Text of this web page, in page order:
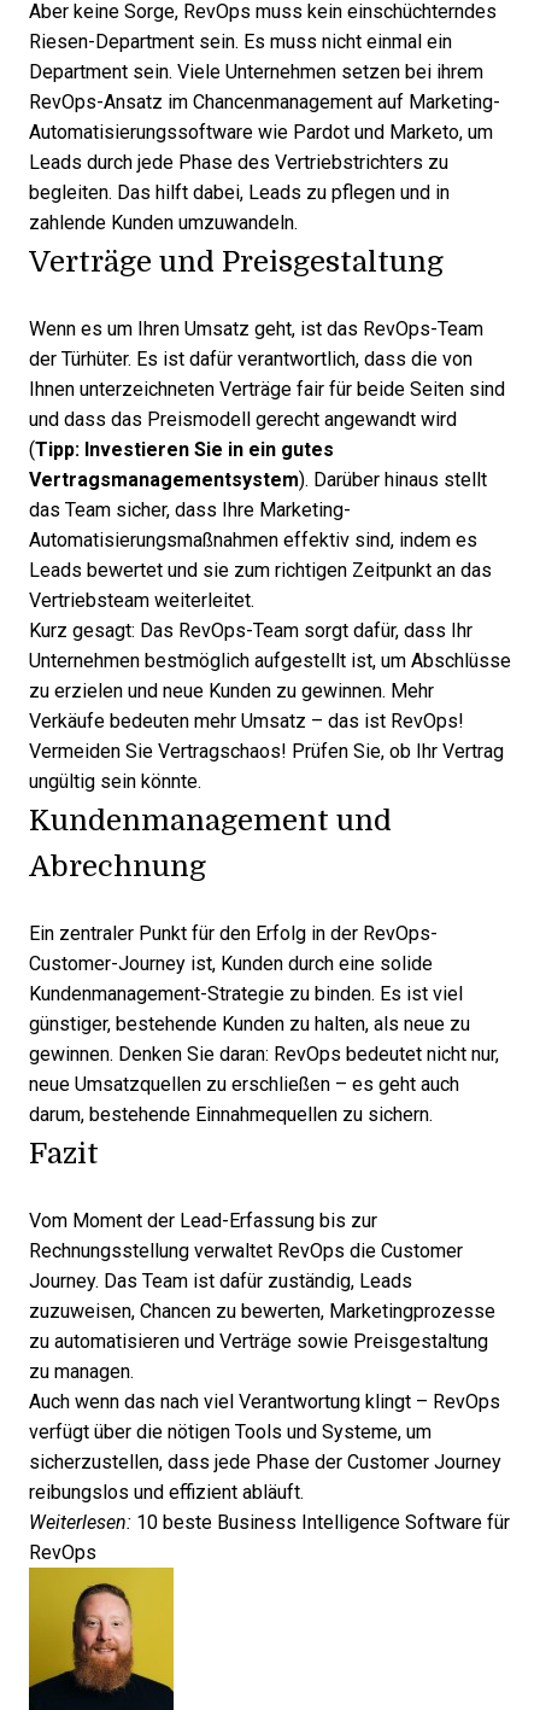
Aber keine Sorge, RevOps muss kein einschüchterndes
Riesen-Department sein. Es muss nicht einmal ein
Department sein. Viele Unternehmen setzen bei ihrem
RevOps-Ansatz im Chancenmanagement auf Marketing-
Automatisierungssoftware wie Pardot und Marketo, um
Leads durch jede Phase des Vertriebstrichters zu
begleiten. Das hilft dabei, Leads zu pflegen und in
zahlende Kunden umzuwandeln.
Verträge und Preisgestaltung
Wenn es um Ihren Umsatz geht, ist das RevOps-Team
der Türhüter. Es ist dafür verantwortlich, dass die von
Ihnen unterzeichneten Verträge fair für beide Seiten sind
und dass das Preismodell gerecht angewandt wird
(Tipp: Investieren Sie in ein gutes
Vertragsmanagementsystem). Darüber hinaus stellt
das Team sicher, dass Ihre Marketing-
Automatisierungsmaßnahmen effektiv sind, indem es
Leads bewertet und sie zum richtigen Zeitpunkt an das
Vertriebsteam weiterleitet.
Kurz gesagt: Das RevOps-Team sorgt dafür, dass Ihr
Unternehmen bestmöglich aufgestellt ist, um Abschlüsse
zu erzielen und neue Kunden zu gewinnen. Mehr
Verkäufe bedeuten mehr Umsatz – das ist RevOps!
Vermeiden Sie Vertragschaos! Prüfen Sie, ob Ihr Vertrag
ungültig sein könnte.
Kundenmanagement und
Abrechnung
Ein zentraler Punkt für den Erfolg in der RevOps-
Customer-Journey ist, Kunden durch eine solide
Kundenmanagement-Strategie zu binden. Es ist viel
günstiger, bestehende Kunden zu halten, als neue zu
gewinnen. Denken Sie daran: RevOps bedeutet nicht nur,
neue Umsatzquellen zu erschließen – es geht auch
darum, bestehende Einnahmequellen zu sichern.
Fazit
Vom Moment der Lead-Erfassung bis zur
Rechnungsstellung verwaltet RevOps die Customer
Journey. Das Team ist dafür zuständig, Leads
zuzuweisen, Chancen zu bewerten, Marketingprozesse
zu automatisieren und Verträge sowie Preisgestaltung
zu managen.
Auch wenn das nach viel Verantwortung klingt – RevOps
verfügt über die nötigen Tools und Systeme, um
sicherzustellen, dass jede Phase der Customer Journey
reibungslos und effizient abläuft.
Weiterlesen: 10 beste Business Intelligence Software für
RevOps